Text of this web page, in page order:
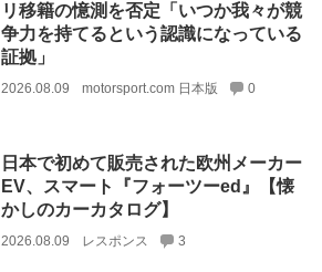
リ移籍の憶測を否定「いつか我々が競
争力を持てるという認識になっている
証拠」
2026.08.09 motorsport.com 日本版 0
日本で初めて販売された欧州メーカー
EV、スマート『フォーツーed』【懐
かしのカーカタログ】
2026.08.09 レスポンス 3